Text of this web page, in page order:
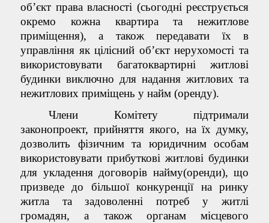
об’єкт права власності (сьогодні реєструється
окремо кожна квартира та нежитлове
приміщення), а також передавати їх в
управління як цілісний об’єкт нерухомості та
використовувати багатоквартирні житлові
будинки виключно для надання житлових та
нежитлових приміщень у найм (оренду).
Члени Комітету підтримали
законопроект, прийняття якого, на їх думку,
дозволить фізичним та юридичним особам
використовувати прибуткові житлові будинки
для укладення договорів найму(оренди), що
призведе до більшої конкуренції на ринку
житла та задоволенні потреб у житлі
громадян, а також органам місцевого